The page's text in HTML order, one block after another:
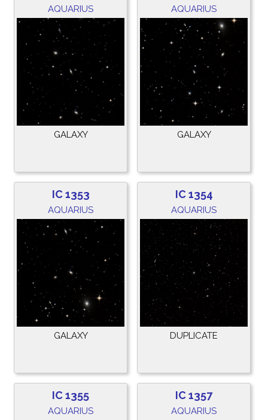
AQUARIUS
GALAXY
AQUARIUS
GALAXY
IC 1353
AQUARIUS
GALAXY
IC 1354
AQUARIUS
DUPLICATE
IC 1355
AQUARIUS
IC 1357
AQUARIUS